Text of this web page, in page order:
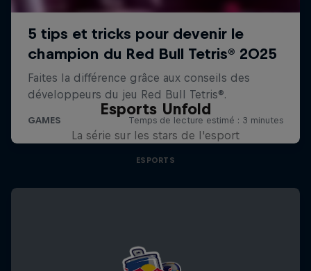
Esports Unfold
La série sur les stars de l'esport
ESPORTS